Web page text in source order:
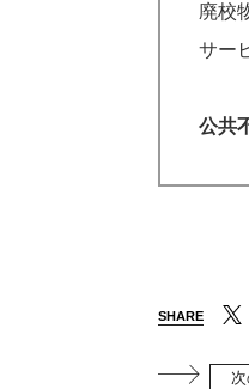
廃校
サー
公共
SHARE